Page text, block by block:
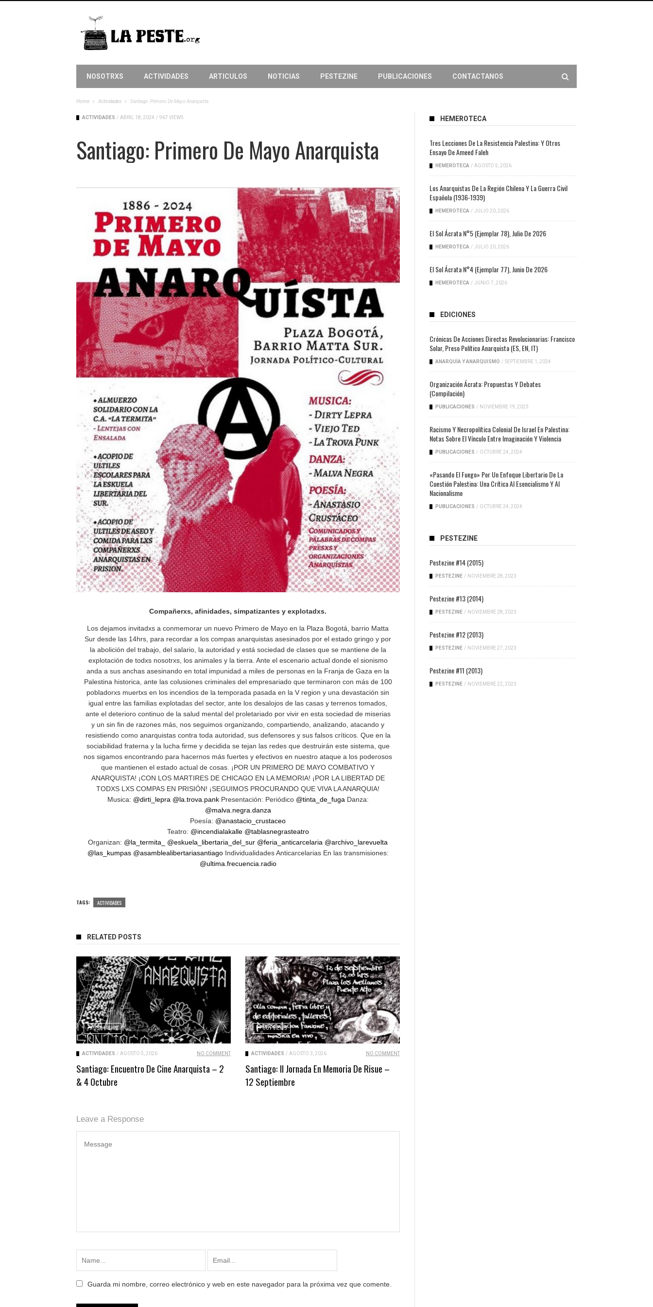
NOSOTRXS ACTIVIDADES ARTICULOS NOTICIAS PESTEZINE PUBLICACIONES CONTACTANOS
Home Actividades Santiago: Primero De Mayo Anarquista
ACTIVIDADES / ABRIL 18, 2024 / 967 VIEWS
Santiago: Primero De Mayo Anarquista
Compañerxs, afinidades, simpatizantes y explotadxs.
Los dejamos invitadxs a conmemorar un nuevo Primero de Mayo en la Plaza Bogotá, barrio Matta
Sur desde las 14hrs, para recordar a los compas anarquistas asesinados por el estado gringo y por
la abolición del trabajo, del salario, la autoridad y está sociedad de clases que se mantiene de la
explotación de todxs nosotrxs, los animales y la tierra. Ante el escenario actual donde el sionismo
anda a sus anchas asesinando en total impunidad a miles de personas en la Franja de Gaza en la
Palestina historica, ante las colusiones criminales del empresariado que terminaron con más de 100
pobladorxs muertxs en los incendios de la temporada pasada en la V region y una devastación sin
igual entre las familias explotadas del sector, ante los desalojos de las casas y terrenos tomados,
ante el deterioro continuo de la salud mental del proletariado por vivir en esta sociedad de miserias
y un sin fin de razones más, nos seguimos organizando, compartiendo, analizando, atacando y
resistiendo como anarquistas contra toda autoridad, sus defensores y sus falsos críticos. Que en la
sociabilidad fraterna y la lucha firme y decidida se tejan las redes que destruirán este sistema, que
nos sigamos encontrando para hacernos más fuertes y efectivos en nuestro ataque a los poderosos
que mantienen el estado actual de cosas. ¡POR UN PRIMERO DE MAYO COMBATIVO Y
ANARQUISTA! ¡CON LOS MARTIRES DE CHICAGO EN LA MEMORIA! ¡POR LA LIBERTAD DE
TODXS LXS COMPAS EN PRISIÓN! ¡SEGUIMOS PROCURANDO QUE VIVA LA ANARQUIA!
Musica: @dirti_lepra @la.trova.pankPresentación: Periódico @tinta_de_fuga Danza:
@malva.negra.danza
Poesía: @anastacio_crustaceo
Teatro: @incendialakalle @tablasnegrasteatro
Organizan: @la_termita_ @eskuela_libertaria_del_sur @feria_anticarcelaria @archivo_larevuelta
@las_kumpas @asamblealibertariasantiagoIndividualidades Anticarcelarias En las transmisiones:
@ultima.frecuencia.radio
TAGS: ACTIVIDADES
RELATED POSTS
331 VIEWS
ACTIVIDADES / AGOSTO 5, 2026 NO COMMENT
Santiago: Encuentro De Cine Anarquista – 2
& 4 Octubre
301 VIEWS
ACTIVIDADES / AGOSTO 3, 2026 NO COMMENT
Santiago: II Jornada En Memoria De Risue –
12 Septiembre
Leave a Response
Guarda mi nombre, correo electrónico y web en este navegador para la próxima vez que comente.
HEMEROTECA
Tres Lecciones De La Resistencia Palestina: Y Otros
Ensayo De Ameed Faleh
HEMEROTECA / AGOSTO 5, 2026
Los Anarquistas De La Región Chilena Y La Guerra Civil
Española (1936-1939)
HEMEROTECA / JULIO 20, 2026
El Sol Ácrata N°5 (ejemplar 78), Julio De 2026
HEMEROTECA / JULIO 20, 2026
El Sol Ácrata N°4 (ejemplar 77), Junio De 2026
HEMEROTECA / JUNIO 7, 2026
EDICIONES
Crónicas De Acciones Directas Revolucionarias: Francisco
Solar, Preso Político Anarquista (ES, EN, IT)
ANARQUÍA Y ANARQUISMO / SEPTIEMBRE 1, 2024
Organización Ácrata: Propuestas Y Debates
(compilación)
PUBLICACIONES / NOVIEMBRE 19, 2023
Racismo Y Necropolítica Colonial De Israel En Palestina:
Notas Sobre El Vínculo Entre Imaginación Y Violencia
PUBLICACIONES / OCTUBRE 24, 2024
«Pasando El Fuego» Por Un Enfoque Libertario De La
Cuestión Palestina: Una Crítica Al Esencialismo Y Al
Nacionalismo
PUBLICACIONES / OCTUBRE 24, 2024
PESTEZINE
Pestezine #14 (2015)
PESTEZINE / NOVIEMBRE 28, 2023
Pestezine #13 (2014)
PESTEZINE / NOVIEMBRE 28, 2023
Pestezine #12 (2013)
PESTEZINE / NOVIEMBRE 27, 2023
Pestezine #11 (2013)
PESTEZINE / NOVIEMBRE 22, 2023